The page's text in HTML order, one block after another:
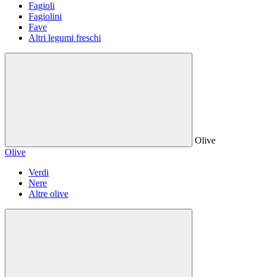
Fagioli
Fagiolini
Fave
Altri legumi freschi
Olive
Olive
Verdi
Nere
Altre olive